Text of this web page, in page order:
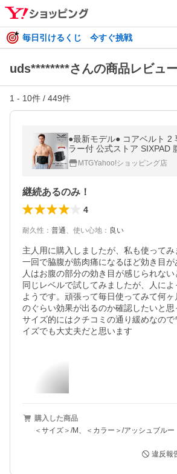
毎日引けるくじ 今すぐ挑戦
uds********さんの商品レビュー
1 - 10件 / 449件
●最新モデル● コアベルト 2
ラー付 公式ストア SIXPAD 腹筋 体幹 背筋
ながらトレーニング EMS シックスパッド バ
レンタインギフト LCC
MTGYahoo!ショッピング店
継続あるのみ！
4
耐久性 ： 普通、 使い心地 ： 良い
主人用に購入しましたが、私も使ってみ
一回で脇腹が筋肉痛になるほど効き目
人はお腹の部分の効き目が感じられない
同じレベルで試してみましたが、人によ
ようです。頑張って毎日使ってみて何
のぐらい効果が出るのか確認したいと思
サイズ的にはクチコミの通り緩めなの
イズでも大丈夫だと思います
購入した商品
＜サイズ＞/M、＜カラー＞/アッシュブルー
違反報